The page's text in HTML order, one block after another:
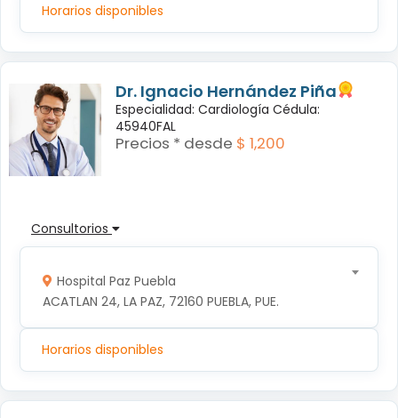
Horarios disponibles
Dr. Ignacio Hernández Piña
Especialidad: Cardiología Cédula:
45940FAL
Precios * desde $ 1,200
Consultorios
Hospital Paz Puebla
ACATLAN 24, LA PAZ, 72160 PUEBLA, PUE.
Horarios disponibles